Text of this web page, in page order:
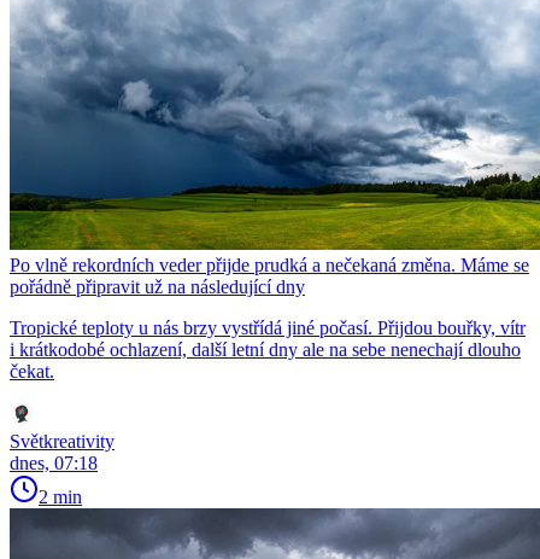
Po vlně rekordních veder přijde prudká a nečekaná změna. Máme se
pořádně připravit už na následující dny
Tropické teploty u nás brzy vystřídá jiné počasí. Přijdou bouřky, vítr
i krátkodobé ochlazení, další letní dny ale na sebe nenechají dlouho
čekat.
Světkreativity
dnes, 07:18
2 min